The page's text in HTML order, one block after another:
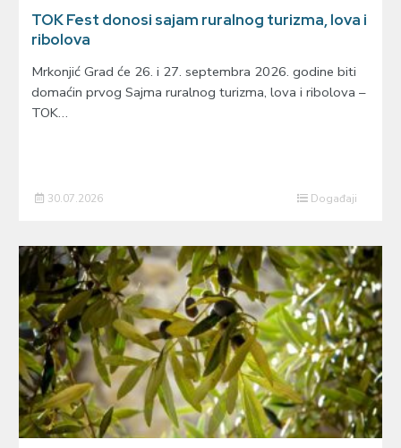
TOK Fest donosi sajam ruralnog turizma, lova i
ribolova
Mrkonjić Grad će 26. i 27. septembra 2026. godine biti
domaćin prvog Sajma ruralnog turizma, lova i ribolova –
TOK…
30.07.2026 Događaji